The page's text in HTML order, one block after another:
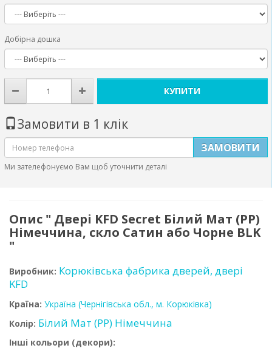
Добірна дошка
КУПИТИ
Замовити в 1 клік
ЗАМОВИТИ
Ми зателефонуємо Вам щоб уточнити деталі
Опис " Двері KFD Secret Білий Мат (PP)
Німеччина, скло Сатин або Чорне BLK
"
Виробник: Корюківська фабрика дверей, двері
KFD
Країна: Україна (Чернігівська обл., м. Корюківка)
Колір: Білий Мат (PP) Німеччина
Інші кольори (декори):